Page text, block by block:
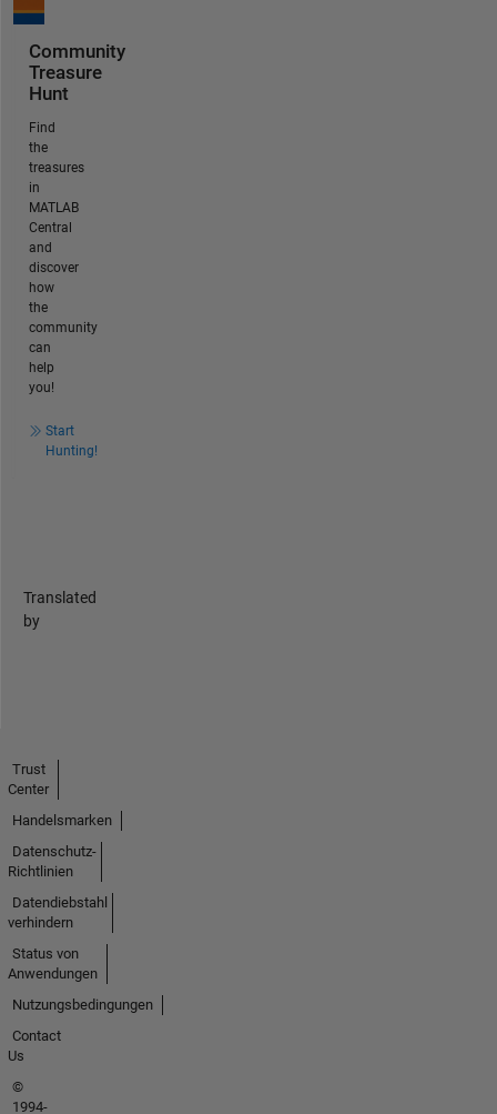
Community
Treasure
Hunt
Find
the
treasures
in
MATLAB
Central
and
discover
how
the
community
can
help
you!
Start
Hunting!
Translated
by
Trust
Center
Handelsmarken
Datenschutz-
Richtlinien
Datendiebstahl
verhindern
Status von
Anwendungen
Nutzungsbedingungen
Contact
Us
©
1994-